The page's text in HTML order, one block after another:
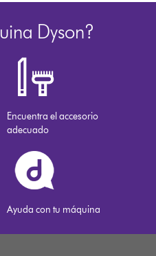
Dyson?
Encuentra el accesorio
adecuado
Ayuda con tu máquina